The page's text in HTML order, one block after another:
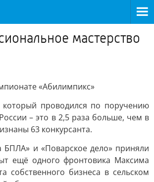
мастерство
«Абилимпикс»
который проводился по поручению
– это в 2,5 раза больше, чем в
63 конкурсанта.
БПЛА» и «Поварское дело» приняли
ещё одного фронтовика Максима
собственного бизнеса в сельском